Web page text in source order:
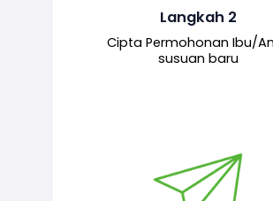
Langkah 2
Cipta Permohonan Ibu/
susuan baru
baharu melalui sistem.